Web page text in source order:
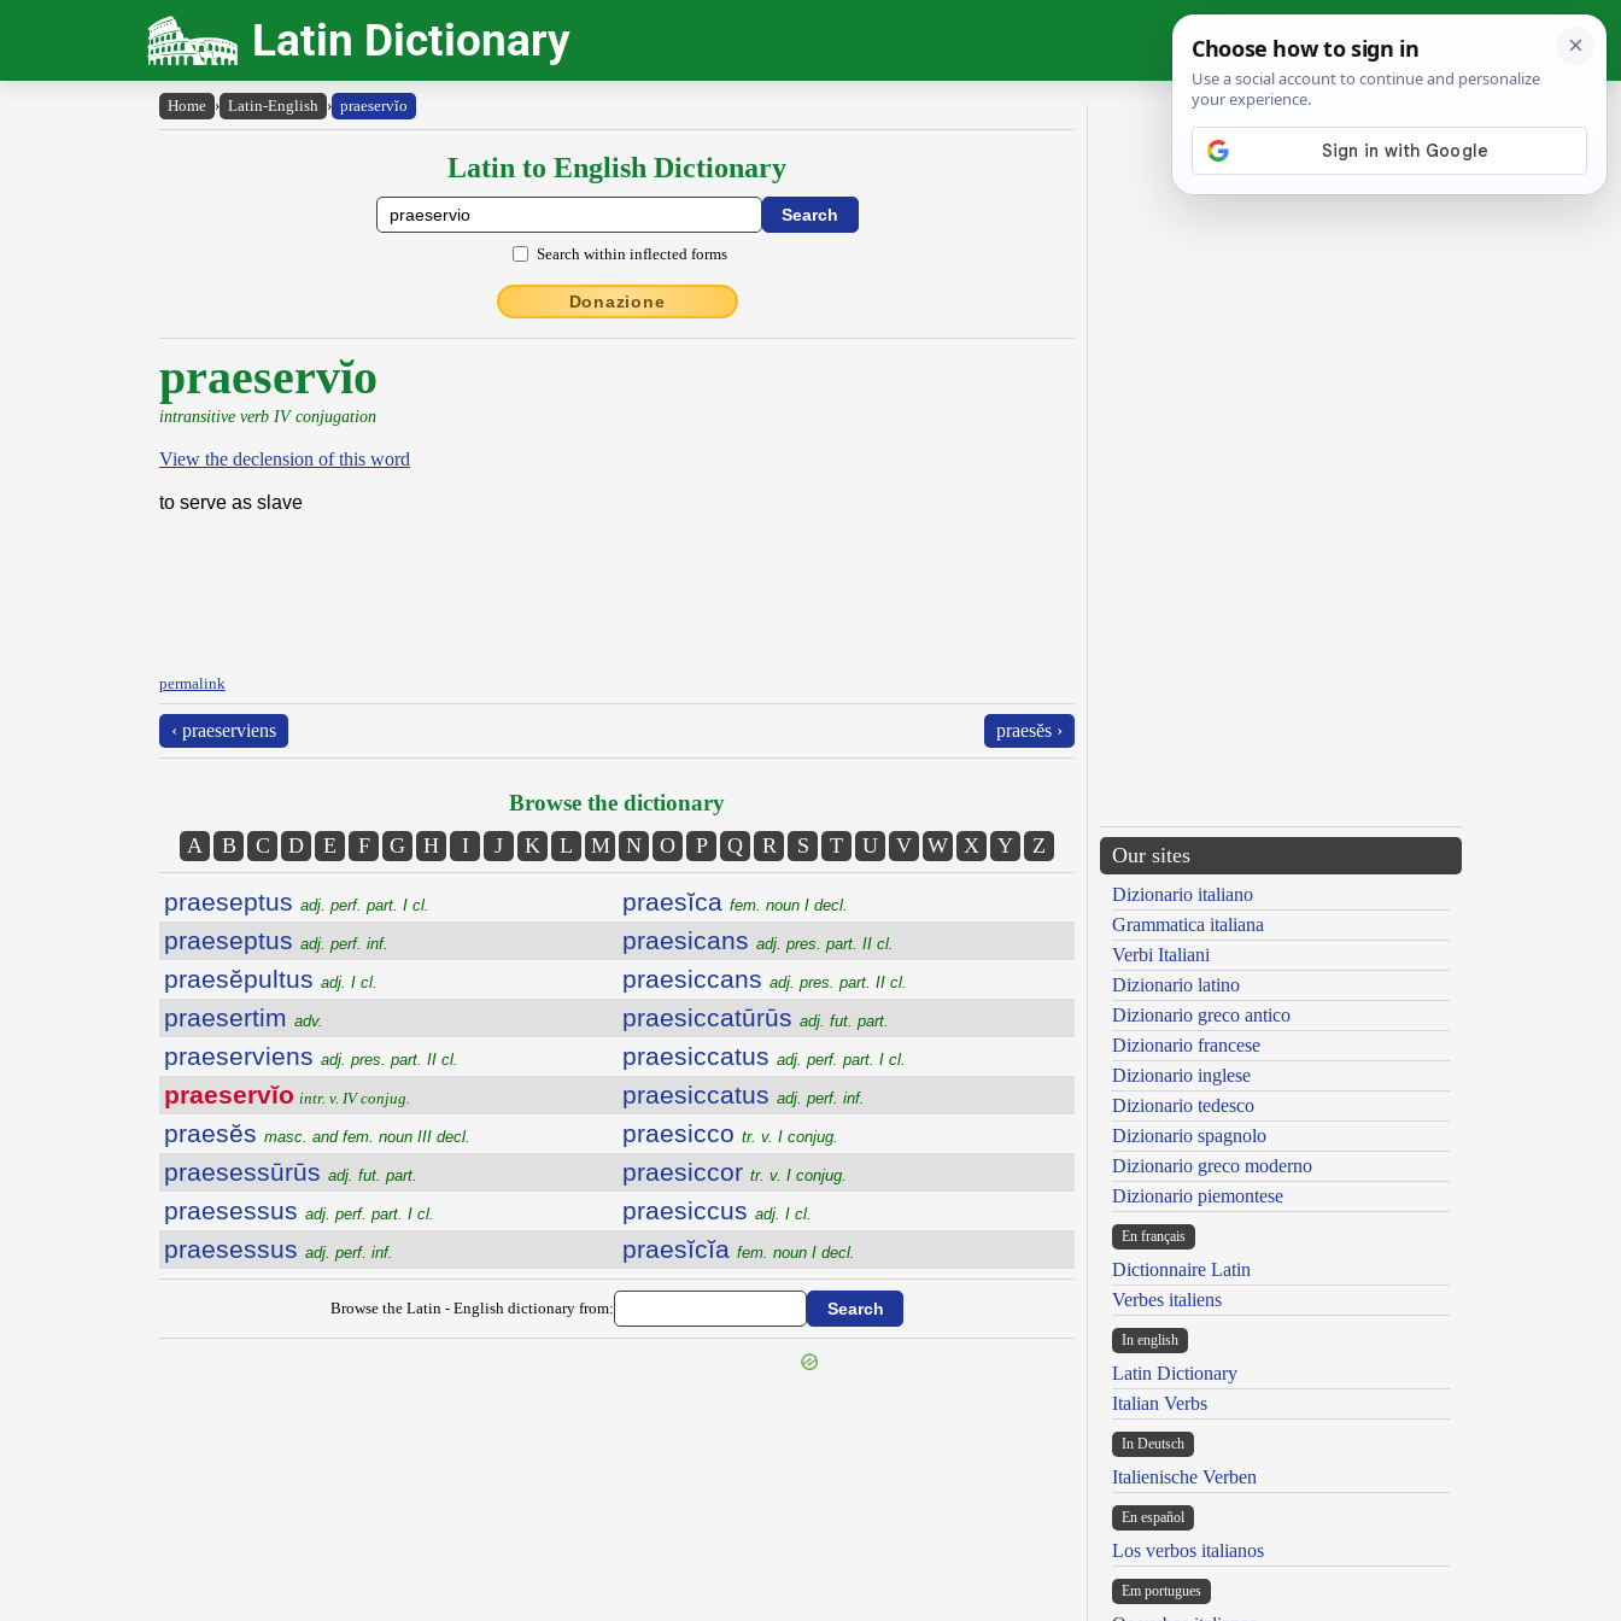
Latin Dictionary
Home › Latin-English › praeservĭo
Latin to English Dictionary
Search within inflected forms
Donazione
praeservĭo
intransitive verb IV conjugation
View the declension of this word
to serve as slave
permalink
‹ praeserviens praesĕs ›
Browse the dictionary
A B C D E F G H I J K L M N O P Q R S T U V W X Y Z
praeseptus adj. perf. part. I cl.
praeseptus adj. perf. inf.
praesĕpultus adj. I cl.
praesertim adv.
praeserviens adj. pres. part. II cl.
praeservĭo intr. v. IV conjug.
praesĕs masc. and fem. noun III decl.
praesessūrūs adj. fut. part.
praesessus adj. perf. part. I cl.
praesessus adj. perf. inf.
praesĭca fem. noun I decl.
praesicans adj. pres. part. II cl.
praesiccans adj. pres. part. II cl.
praesiccatūrūs adj. fut. part.
praesiccatus adj. perf. part. I cl.
praesiccatus adj. perf. inf.
praesicco tr. v. I conjug.
praesiccor tr. v. I conjug.
praesiccus adj. I cl.
praesĭcĭa fem. noun I decl.
Browse the Latin - English dictionary from:
Our sites
Dizionario italiano
Grammatica italiana
Verbi Italiani
Dizionario latino
Dizionario greco antico
Dizionario francese
Dizionario inglese
Dizionario tedesco
Dizionario spagnolo
Dizionario greco moderno
Dizionario piemontese
En français
Dictionnaire Latin
Verbes italiens
In english
Latin Dictionary
Italian Verbs
In Deutsch
Italienische Verben
En español
Los verbos italianos
Em portugues